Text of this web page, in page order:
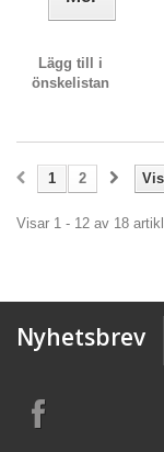
Lägg till i
önskelistan
1 2
Visar 1 - 12 av 18
Nyhetsbrev